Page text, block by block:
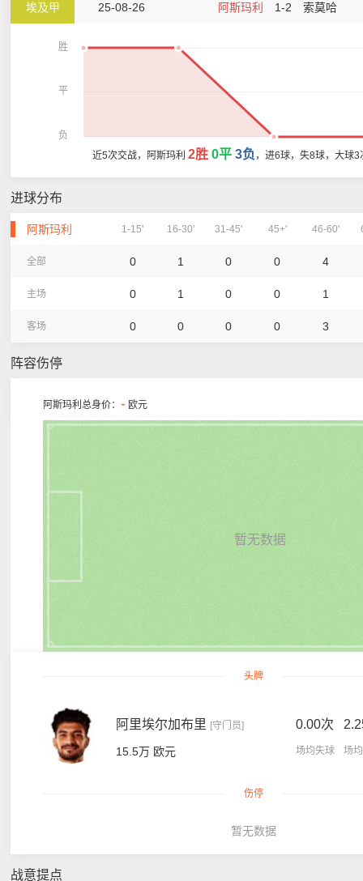
埃及甲 25-08-26 阿斯玛利 1-2 索莫哈
胜
平
负
近5次交战，阿斯玛利 2胜 0平 3负 ，进6球，失8球，大球
进球分布
阿斯玛利 1-15' 16-30' 31-45' 45+' 46-60'
全部 0 1 0 0 4
主场 0 1 0 0 1
客场 0 0 0 0 3
阵容伤停
阿斯玛利总身价： - 欧元
暂无数据
头牌
阿里埃尔加布里 [守门员]
15.5万 欧元
0.00次
场均失球 场
伤停
暂无数据
战意提点